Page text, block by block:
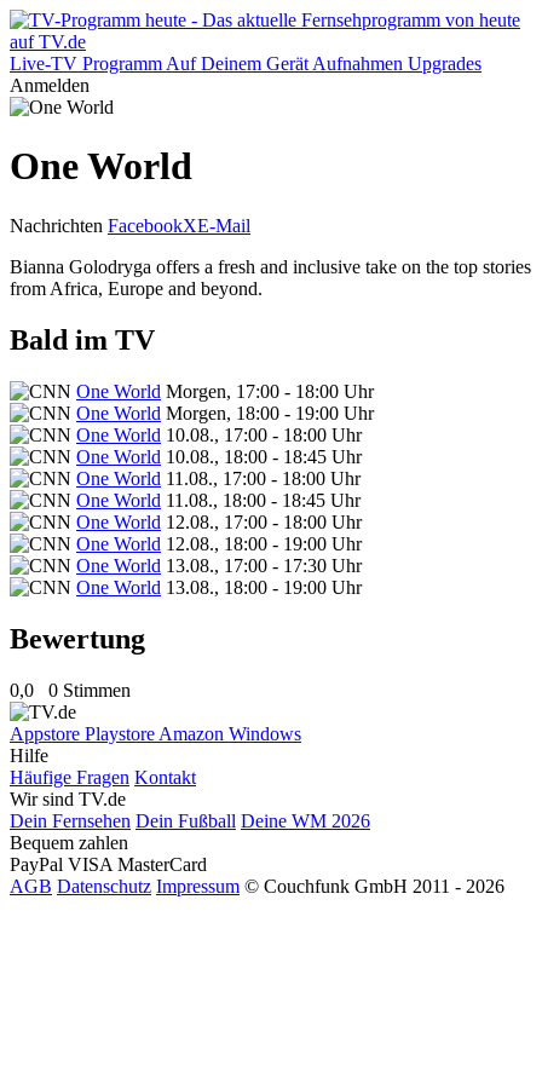
Live-TV Programm Auf Deinem Gerät Aufnahmen Upgrades
Anmelden
One World
Nachrichten FacebookXE-Mail
Bianna Golodryga offers a fresh and inclusive take on the top stories
from Africa, Europe and beyond.
Bald im TV
One World Morgen, 17:00 - 18:00 Uhr
One World Morgen, 18:00 - 19:00 Uhr
One World 10.08., 17:00 - 18:00 Uhr
One World 10.08., 18:00 - 18:45 Uhr
One World 11.08., 17:00 - 18:00 Uhr
One World 11.08., 18:00 - 18:45 Uhr
One World 12.08., 17:00 - 18:00 Uhr
One World 12.08., 18:00 - 19:00 Uhr
One World 13.08., 17:00 - 17:30 Uhr
One World 13.08., 18:00 - 19:00 Uhr
Bewertung
0,0 0 Stimmen
Appstore Playstore Amazon Windows
Hilfe
Häufige Fragen Kontakt
Wir sind TV.de
Dein Fernsehen Dein Fußball Deine WM 2026
Bequem zahlen
PayPal VISA MasterCard
AGB Datenschutz Impressum © Couchfunk GmbH 2011 - 2026